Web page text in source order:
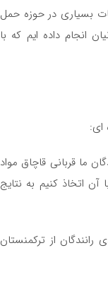
بسیاری در حوزه حمل
انجام داده ایم که با
ای:
ما قربانی قاچاق مواد
اتخاذ کنیم به نتایج
رانندگان از ترکمنستان